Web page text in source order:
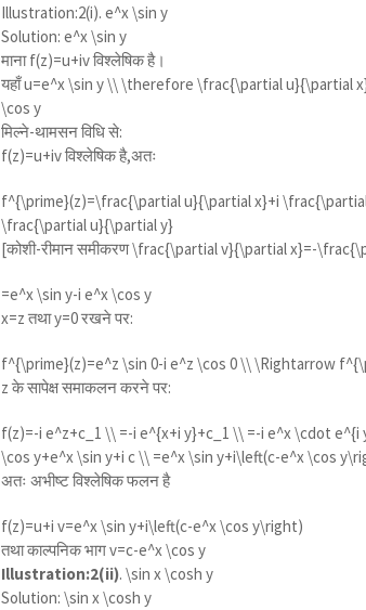
Illustration:2(i).e^x \sin y
Solution:e^x \sin y
माना f(z)=u+iv विश्लेषिक है।
यहाँu=e^x \sin y \\ \therefore \frac{\partial u}{\partial
\cos y
मिल्ने-थामसन विधि से:
f(z)=u+iv विश्लेषिक है,अतः
f^{\prime}(z)=\frac{\partial u}{\partial x}+i
\frac{\partial u}{\partial y}
[कोशी-रीमान समीकरण\frac{\partial v}{\partial x}=-
=e^x \sin y-i e^x \cos y
x=z तथा y=0 रखने पर:
f^{\prime}(z)=e^z \sin 0-i e^z \cos 0 \\ \Rightarrow
z के सापेक्ष समाकलन करने पर:
f(z)=-i e^z+c_1 \\ =-i e^{x+i y}+c_1 \\ =-i e^x \cdot
\cos y+e^x \sin y+i c \\ =e^x \sin y+i\left(c-e^x \cos
अतः अभीष्ट विश्लेषिक फलन है
f(z)=u+i v=e^x \sin y+i\left(c-e^x \cos y\right)
तथा काल्पनिक भागv=c-e^x \cos y
Illustration:2(ii).\sin x \cosh y
Solution:\sin x \cosh y